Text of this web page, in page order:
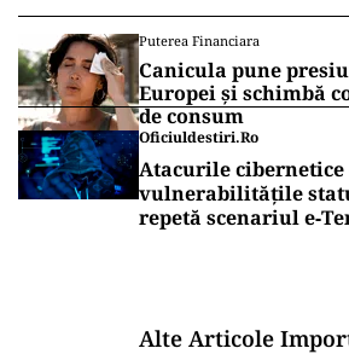
Puterea Financiara
Canicula pune
Europei și schimbă
de consum
Oficiuldestiri.ro
Atacurile cibernetice
vulnerabilitățile
repetă scenariul
Alte Articole